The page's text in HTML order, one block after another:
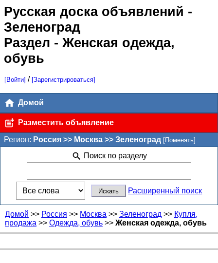
Русская доска объявлений -
Зеленоград
Раздел - Женская одежда,
обувь
[Войти] / [Зарегистрироваться]
Домой
Разместить объявление
Регион: Россия >> Москва >> Зеленоград [Поменять]
Поиск по разделу
Расширенный поиск
Домой >> Россия >> Москва >> Зеленоград >> Купля,
продажа >> Одежда, обувь >> Женская одежда, обувь